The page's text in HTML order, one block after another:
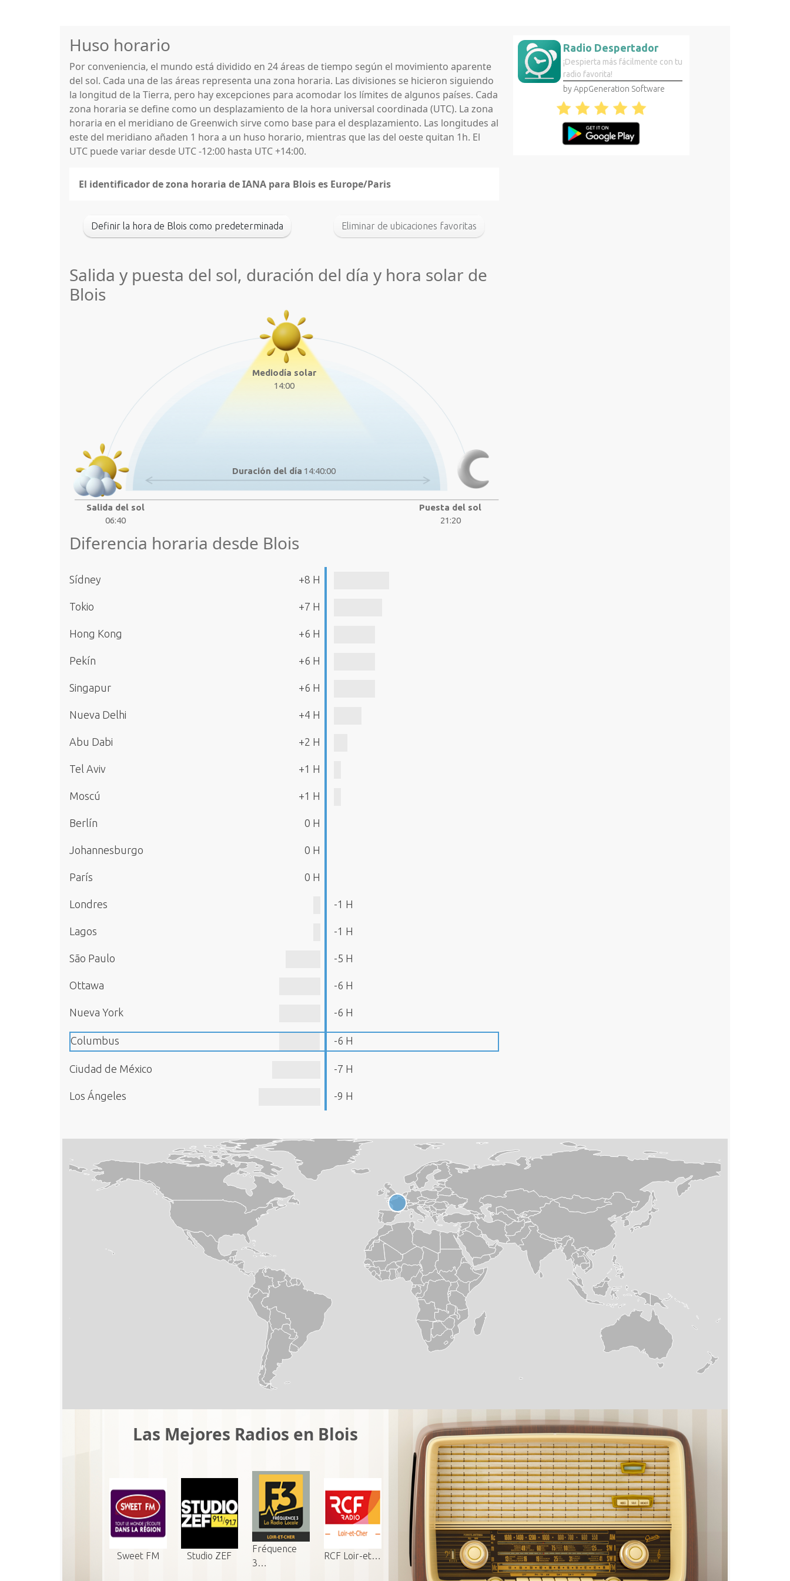
Huso horario
Por conveniencia, el mundo está dividido en 24 áreas de tiempo según el movimiento aparente
del sol. Cada una de las áreas representa una zona horaria. Las divisiones se hicieron siguiendo
la longitud de la Tierra, pero hay excepciones para acomodar los límites de algunos países. Cada
zona horaria se define como un desplazamiento de la hora universal coordinada (UTC). La zona
horaria en el meridiano de Greenwich sirve como base para el desplazamiento. Las longitudes al
este del meridiano añaden 1 hora a un huso horario, mientras que las del oeste quitan 1h. El
UTC puede variar desde UTC -12:00 hasta UTC +14:00.
El identificador de zona horaria de IANA para Blois es Europe/Paris
Definir la hora de Blois como predeterminada Eliminar de ubicaciones favoritas
Salida y puesta del sol, duración del día y hora solar de
Blois
Mediodía solar
14:00
Duración del día 14:40:00
Salida del sol
06:40
Puesta del sol
21:20
Diferencia horaria desde Blois
Sídney +8 H
Tokio +7 H
Hong Kong +6 H
Pekín +6 H
Singapur +6 H
Nueva Delhi +4 H
Abu Dabi +2 H
Tel Aviv +1 H
Moscú +1 H
Berlín 0 H
Johannesburgo 0 H
París 0 H
Londres -1 H
Lagos -1 H
São Paulo -5 H
Ottawa -6 H
Nueva York -6 H
Columbus -6 H
Ciudad de México -7 H
Los Ángeles -9 H
Radio Despertador
¡Despierta más fácilmente con tu
radio favorita!
by AppGeneration Software
Las Mejores Radios en Blois
Sweet FM Studio ZEF
Fréquence
3…
RCF Loir-et…